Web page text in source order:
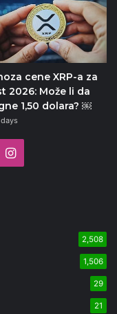
cene XRP-a za
2026: Može li da
1,50 dolara? ￼
Instagram
2,508
1,506
29
21